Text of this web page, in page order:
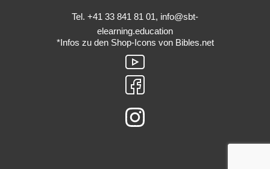
Tel. +41 33 841 81 01, info@sbt-
elearning.education
*Infos zu den Shop-Icons von Bibles.net